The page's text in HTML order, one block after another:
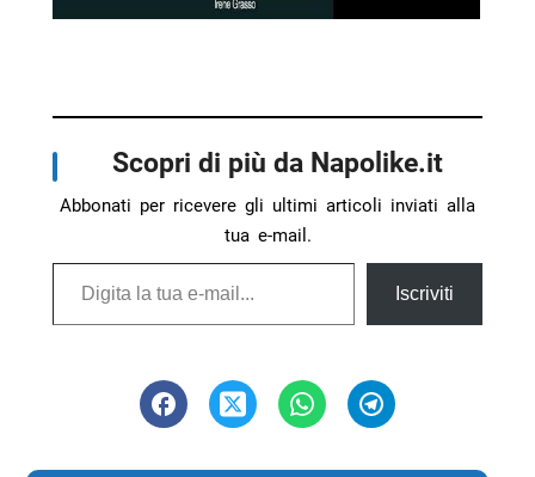
Scopri di più da Napolike.it
Abbonati per ricevere gli ultimi articoli inviati alla
tua e-mail.
Digita la tua e-mail...
Iscriviti